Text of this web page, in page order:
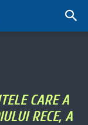
CARE A
RECE, A